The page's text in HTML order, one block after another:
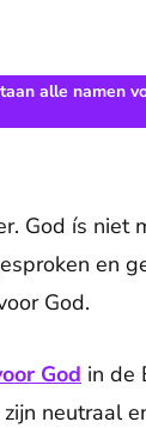
alle namen
God ís niet
en
God.
God in de
neutraal